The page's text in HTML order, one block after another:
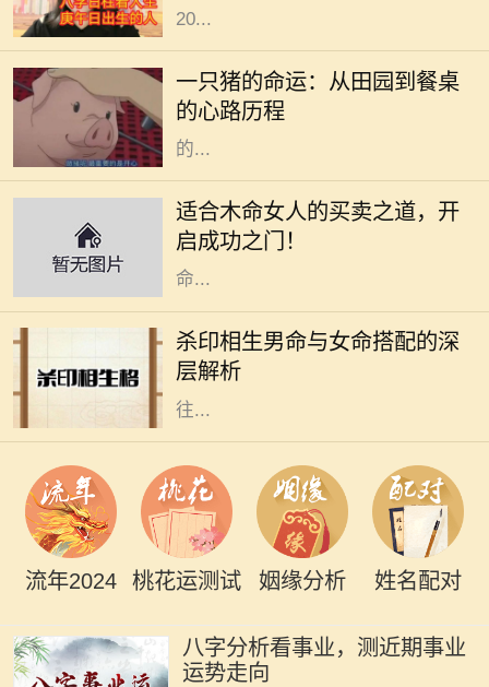
20...
一只猪的命运：从田园到餐桌
的心路历程
在阳光明媚的午后，农田里传来阵阵
悦耳的叫声，一只肥胖的猪悠然自得
地在泥土中打滚。它的生活似乎无忧
无虑，每天享受着阳光、青草和农民
的...
适合木命女人的买卖之道，开
启成功之门！
木命女人在五行中代表着生机与创造
力，她们通常具有强烈的好奇心和创
造精神，适合从事与艺术、教育、咨
询等相关的行业。本文将深入探讨木
命...
杀印相生男命与女命搭配的深
层解析
在命理学中，男女命的搭配一直是一
个重要的话题，尤其是杀印相生的男
命。这种命格的特点是：杀星有力，
印绶相生，意味着这个男性的个性往
往...
流年2024 桃花运测试 姻缘分析 姓名配对
八字分析看事业，测近期事业
运势走向